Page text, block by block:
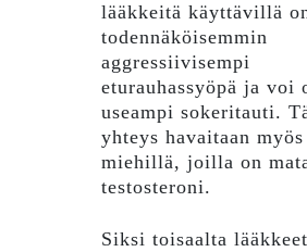
lääkkeitä käyttävillä
todennäköisemmin
aggressiivisempi
eturauhassyöpä ja voi
useampi sokeritauti.
yhteys havaitaan myös
miehillä, joilla on
testosteroni.
Siksi toisaalta